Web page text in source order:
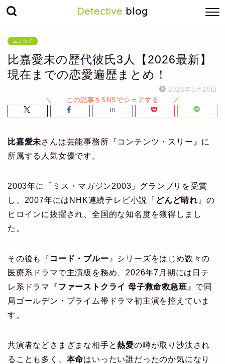
Detective blog
エンタメ
比嘉愛未の歴代彼氏3人【2026最新】
現在までの恋愛遍歴まとめ！
2026年5月26日
比嘉愛未さんは芸能事務所『コンテンツ・スリー』に
所属する人気女優です。
2003年に「ミス・マガジン2003」グランプリを受賞
し、2007年にはNHK連続テレビ小説『 どんど晴れ 』の
ヒロインに抜擢され、全国的な知名度を獲得しまし
た。
その後も『 コード・ブルー 』シリーズをはじめ数々の
医療系ドラマで主演級を務め、2026年7月期には日テ
レ系ドラマ『ファーストクライ 母子救命救急班 』で同
局ゴールデン・プライム帯ドラマ初主演を控えていま
す。
共演者などさまざまな相手と熱愛の噂が取り沙汰され
ることも多く、 本命はいったい誰だったのか気になり